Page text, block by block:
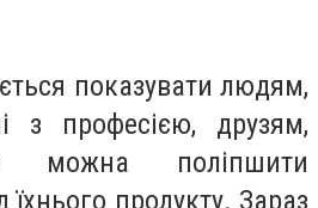
показувати людям,
з професією, друзям,
можна поліпшити
їхнього продукту. Зараз